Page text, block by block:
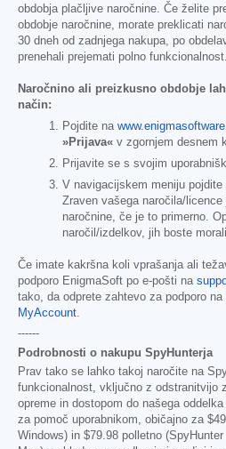
obdobja plačljive naročnine. Če želite
obdobje naročnine, morate preklicati
30 dneh od zadnjega nakupa, po
prenehali prejemati polno funkcionalnost.
Naročnino ali preizkusno obdobje
način:
Pojdite na
»Prijava« v zgornjem desnem
Prijavite se s svojim
V navigacijskem meniju pojdite
Zraven vašega naročila/
naročnine, če je to primerno.
naročil/izdelkov, jih boste
Če imate kakršna koli vprašanja ali
podporo EnigmaSoft po e-pošti na
tako, da odprete zahtevo za podporo na
MyAccount.
------
Podrobnosti o nakupu SpyHunterja
Prav tako se lahko takoj naročite na
funkcionalnost, vključno z odstranitvijo
opreme in dostopom do našega
za pomoč uporabnikom, običajno za
Windows) in $79.98 polletno